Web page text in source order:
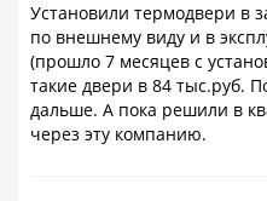
Установили термодвери в
по внешнему виду и в
(прошло 7 месяцев с
такие двери в 84 тыс.руб.
дальше. А пока решили в
через эту компанию.